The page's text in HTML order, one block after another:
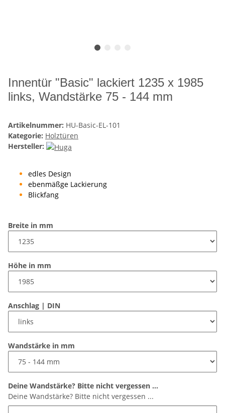
Innentür "Basic" lackiert 1235 x 1985
links, Wandstärke 75 - 144 mm
Artikelnummer: HU-Basic-EL-101
Kategorie: Holztüren
Hersteller:
edles Design
ebenmäßge Lackierung
Blickfang
Breite in mm
Höhe in mm
Anschlag | DIN
Wandstärke in mm
Deine Wandstärke? Bitte nicht vergessen ...
Deine Wandstärke? Bitte nicht vergessen ...